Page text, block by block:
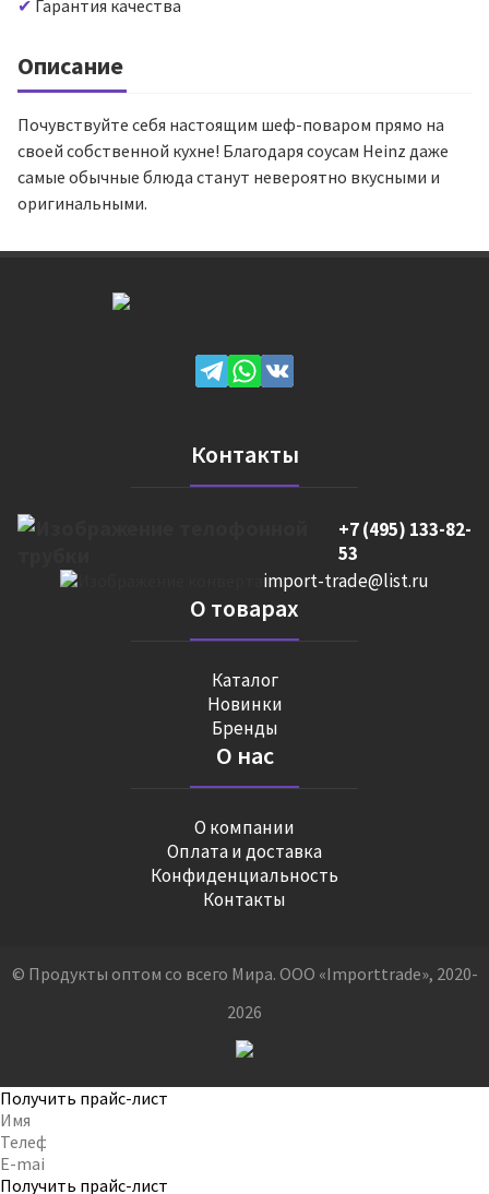
Гарантия качества
Описание
Почувствуйте себя настоящим шеф-поваром прямо на
своей собственной кухне! Благодаря соусам Heinz даже
самые обычные блюда станут невероятно вкусными и
оригинальными.
Контакты
+7 (495) 133-82-
53
import-trade@list.ru
О товарах
Каталог
Новинки
Бренды
О нас
О компании
Оплата и доставка
Конфиденциальность
Контакты
© Продукты оптом со всего Мира. ООО «Importtrade», 2020-
2026
Получить прайс-лист
Получить прайс-лист